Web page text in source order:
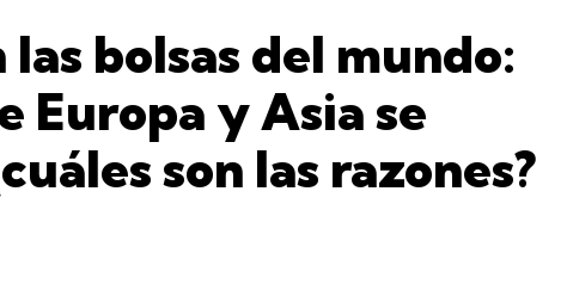
bolsas del mundo:
Europa y Asia se
son las razones?